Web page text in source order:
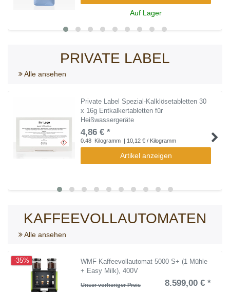
Auf Lager
PRIVATE LABEL
Alle ansehen
Private Label Spezial-Kalklösetabletten 30
x 16g Entkalkertabletten für
Heißwassergeräte
4,86 € *
0.48 Kilogramm | 10,12 € / Kilogramm
Artikel anzeigen
KAFFEEVOLLAUTOMATEN
Alle ansehen
-35%
WMF Kaffeevollautomat 5000 S+ (1 Mühle
+ Easy Milk), 400V
Unser vorheriger Preis
8.599,00 € *